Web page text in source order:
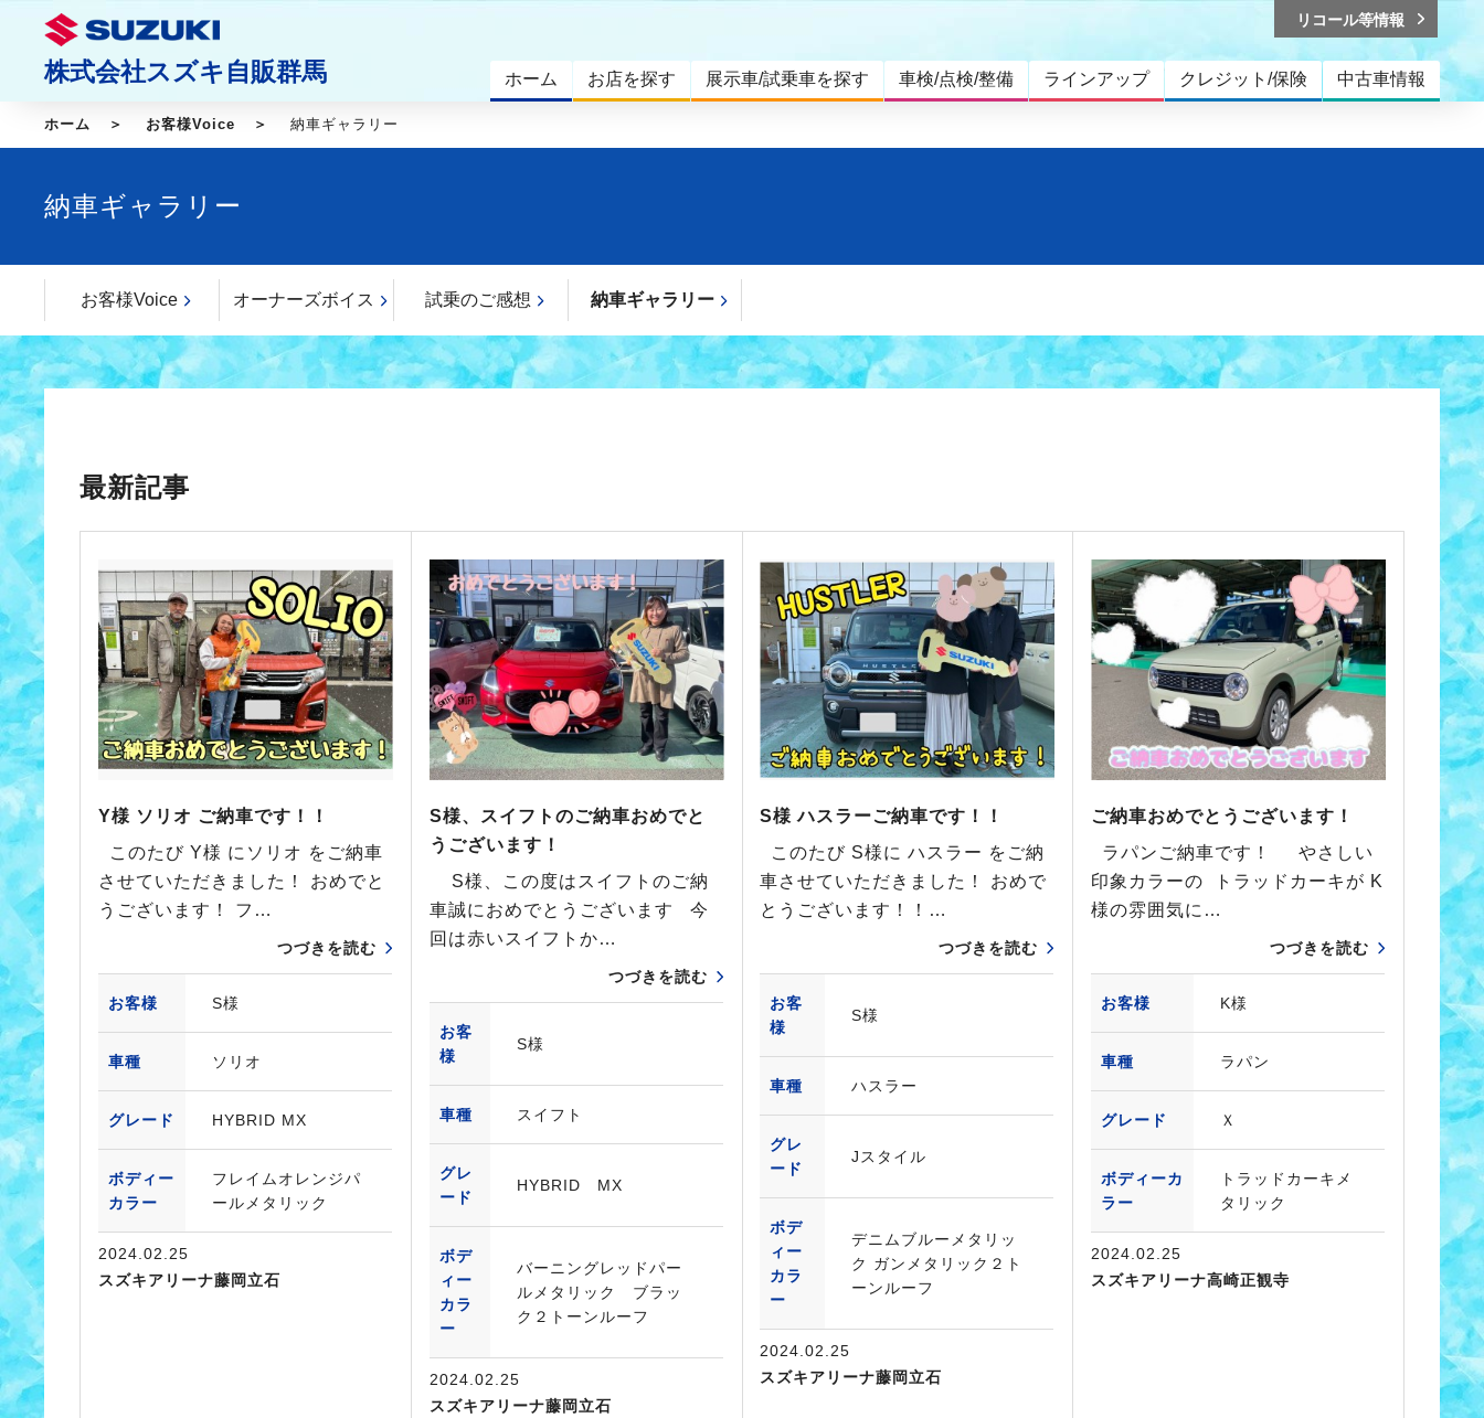
株式会社スズキ自販群馬 ホーム お店を探す 展示車/試乗車を探す 車検/点検/整備 ラインアップ クレジット/保険 中古車情報
リコール等情報
ホーム お客様Voice 納車ギャラリー
納車ギャラリー
お客様Voice オーナーズボイス 試乗のご感想 納車ギャラリー
最新記事
Y様 ソリオ ご納車です！！
このたび Y様 にソリオ をご納車
させていただきました！ おめでと
うございます！ フ…
つづきを読む
お客様 S様
車種 ソリオ
グレード HYBRID MX
ボディー
カラー
フレイムオレンジパ
ールメタリック
2024.02.25
スズキアリーナ藤岡立石
S様、スイフトのご納車おめでと
うございます！
S様、この度はスイフトのご納
車誠におめでとうございます 今
回は赤いスイフトか…
つづきを読む
お客
様
S様
車種 スイフト
グレ
ード
HYBRID MX
ボデ
ィー
カラ
ー
バーニングレッドパー
ルメタリック ブラッ
ク２トーンルーフ
2024.02.25
スズキアリーナ藤岡立石
S様 ハスラーご納車です！！
このたび S様に ハスラー をご納
車させていただきました！ おめで
とうございます！！…
つづきを読む
お客
様
S様
車種 ハスラー
グレ
ード
Jスタイル
ボデ
ィー
カラ
ー
デニムブルーメタリッ
ク ガンメタリック２ト
ーンルーフ
2024.02.25
スズキアリーナ藤岡立石
ご納車おめでとうございます！
ラパンご納車です！ やさしい
印象カラーの トラッドカーキが K
様の雰囲気に…
つづきを読む
お客様 K様
車種 ラパン
グレード Ｘ
ボディーカ
ラー
トラッドカーキメ
タリック
2024.02.25
スズキアリーナ高崎正観寺